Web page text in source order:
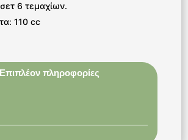
σετ 6 τεμαχίων.
110 cc
Επιπλέον πληροφορίες